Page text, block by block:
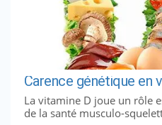
Carence génétique en
La vitamine D joue un rôle
de la santé musculo-